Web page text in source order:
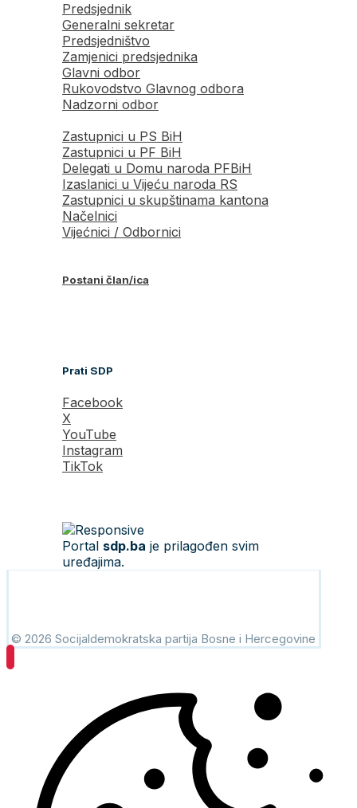
Predsjednik
Generalni sekretar
Predsjedništvo
Zamjenici predsjednika
Glavni odbor
Rukovodstvo Glavnog odbora
Nadzorni odbor
Zastupnici u PS BiH
Zastupnici u PF BiH
Delegati u Domu naroda PFBiH
Izaslanici u Vijeću naroda RS
Zastupnici u skupštinama kantona
Načelnici
Vijećnici / Odbornici
Postani član/ica
Prati SDP
Facebook
X
YouTube
Instagram
TikTok
Portal sdp.ba je prilagođen svim
uređajima.
© 2026 Socijaldemokratska partija Bosne i Hercegovine